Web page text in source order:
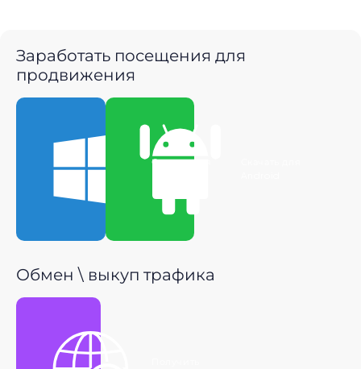
Заработать посещения для
продвижения
Скачать для
Обмен \ выкуп трафика